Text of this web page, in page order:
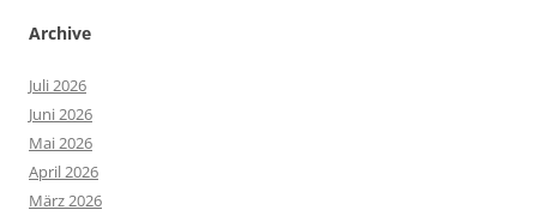
Archive
Juli 2026
Juni 2026
Mai 2026
April 2026
März 2026